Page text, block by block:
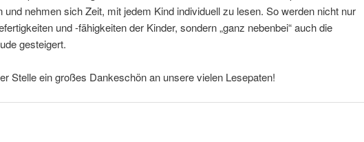
und nehmen sich Zeit, mit jedem Kind individuell zu lesen. So werden nicht nur
und -fähigkeiten der Kinder, sondern „ganz nebenbei“ auch die
gesteigert.
Stelle ein großes Dankeschön an unsere vielen Lesepaten!